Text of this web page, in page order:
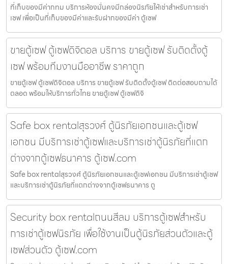
ที่เก็บของมีค่ากทม บริการห้องมั่นคงมีกล่องนิรภัยให้เช่าสำหรับการเช่า
เซฟ เพื่อเป็นที่เก็บของมีค่าและรับฝากของมีค่า ตู้เซฟ
ขายตู้เซฟ ตู้เซฟดิจิตอล บริการ ขายตู้เซฟ รับติดตั้งตู้
เซฟ พร้อมทีมงานมืออาชีพ ราคาถูก
ขายตู้เซฟ ตู้เซฟดิจิตอล บริการ ขายตู้เซฟ รับติดตั้งตู้เซฟ ติดต่อสอบถามได้
ตลอด พร้อมให้บริการทั่วไทย ขายตู้เซฟ ตู้เซฟดิจิ
Safe box rentalสุรวงศ์ ตู้นิรภัยเอกชนและตู้เซฟ
เอกชน มีบริการเช่าตู้เซฟและบริการเช่าตู้นิรภัยที่แตก
ต่างจากตู้เซฟธนาคาร ตู้เซฟ.com
Safe box rentalสุรวงศ์ ตู้นิรภัยเอกชนและตู้เซฟเอกชน มีบริการเช่าตู้เซฟ
และบริการเช่าตู้นิรภัยที่แตกต่างจากตู้เซฟธนาคาร ตู
Security box rentalถนนสีลม บริการตู้เซฟสำหรับ
การเช่าตู้เซฟนิรภัย เพื่อใช้งานเป็นตู้นิรภัยส่วนตัวและตู้
เซฟส่วนตัว ตู้เซฟ.com